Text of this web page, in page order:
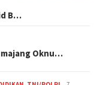
B…
Oknu…